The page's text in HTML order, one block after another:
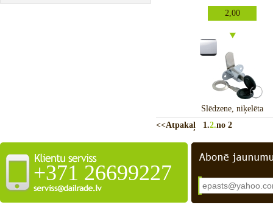
2,00
Slēdzene, niķelēta
<<Atpakaļ 1.2.no 2
+371 26699227